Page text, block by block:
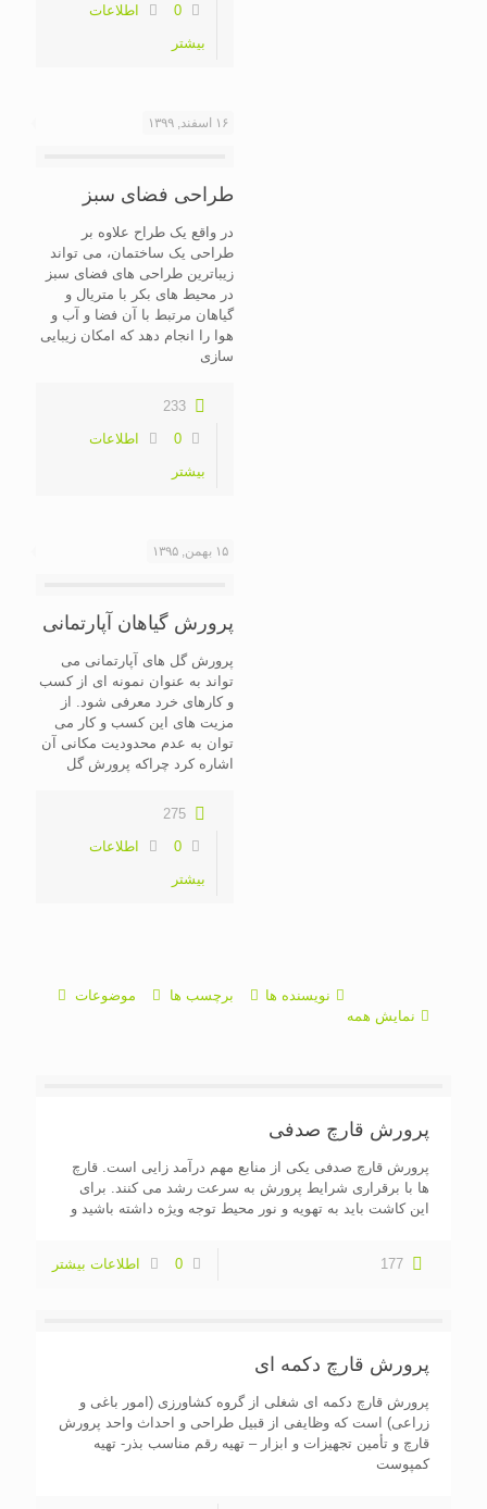
0
اطلاعات
بیشتر
۱۶ اسفند, ۱۳۹۹
طراحی فضای سبز
در واقع یک طراح علاوه بر
طراحی یک ساختمان، می تواند
زیباترین طراحی های فضای سبز
در محیط های بکر با متریال و
گیاهان مرتبط با آن فضا و آب و
هوا را انجام دهد که امکان زیبایی
سازی
233
0
اطلاعات
بیشتر
۱۵ بهمن, ۱۳۹۵
پرورش گیاهان آپارتمانی
پرورش گل های آپارتمانی می
تواند به عنوان نمونه ای از کسب
و کارهای خرد معرفی شود. از
مزیت های این کسب و کار می
توان به عدم محدودیت مکانی آن
اشاره کرد چراکه پرورش گل
275
0
اطلاعات
بیشتر
موضوعات برچسب ها
نویسنده ها
نمایش همه
پرورش قارچ صدفی
پرورش قارچ صدفی یکی از منابع مهم درآمد زایی است. قارچ
ها با برقراری شرایط پرورش به سرعت رشد می کنند. برای
این کاشت باید به تهویه و نور محیط توجه ویژه داشته باشید و
177
0 اطلاعات بیشتر
پرورش قارچ دکمه ای
پرورش قارچ دکمه ای شغلی از گروه کشاورزی (امور باغی و
زراعی) است که وظایفی از قبیل طراحی و احداث واحد پرورش
قارچ و تأمین تجهیزات و ابزار – تهیه رقم مناسب بذر- تهیه
کمپوست